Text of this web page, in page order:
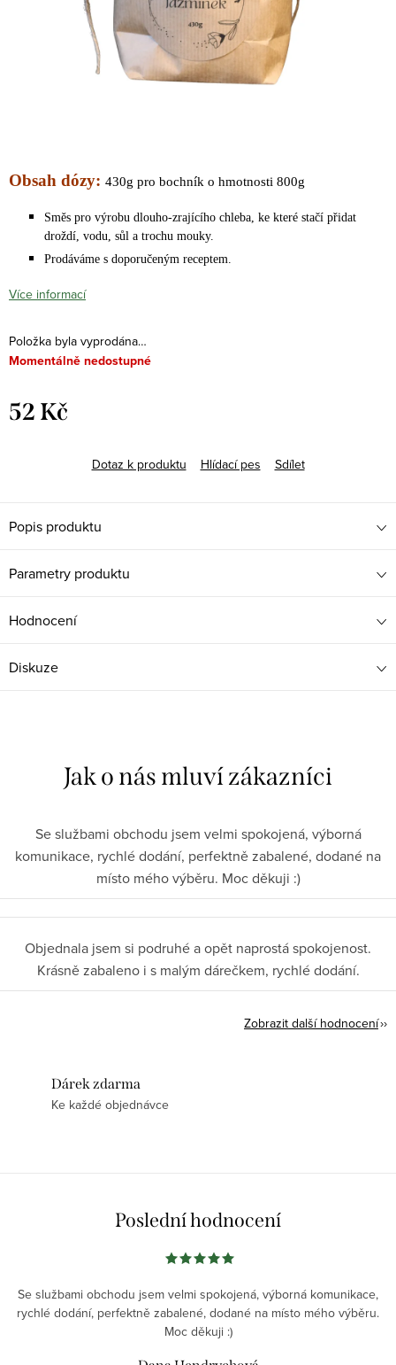
Obsah dózy: 430g pro bochník o hmotnosti 800g
Směs pro výrobu dlouho-zrajícího chleba, ke které stačí přidat
droždí, vodu, sůl a trochu mouky.
Prodáváme s doporučeným receptem.
Více informací
Položka byla vyprodána…
Momentálně nedostupné
52 Kč
Dotaz k produktu Hlídací pes Sdílet
Popis produktu
Parametry produktu
Hodnocení
Diskuze
Se službami obchodu jsem velmi spokojená, výborná
komunikace, rychlé dodání, perfektně zabalené, dodané na
místo mého výběru. Moc děkuji :)
Objednala jsem si podruhé a opět naprostá spokojenost.
Krásně zabaleno i s malým dárečkem, rychlé dodání.
Zobrazit další hodnocení
Dárek zdarma
Ke každé objednávce
Poslední hodnocení
Se službami obchodu jsem velmi spokojená, výborná komunikace,
rychlé dodání, perfektně zabalené, dodané na místo mého výběru.
Moc děkuji :)